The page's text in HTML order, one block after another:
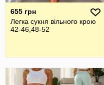
655 грн
Легка сукня вільного крою
42-46,48-52